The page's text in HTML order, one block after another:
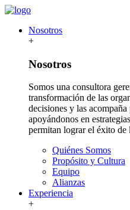
Nosotros
+
Nosotros
Somos una consultora
transformación de las
decisiones y las
apoyándonos en
permitan lograr el éxito de
Quiénes Somos
Propósito y Cultura
Equipo
Alianzas
Experiencia
+